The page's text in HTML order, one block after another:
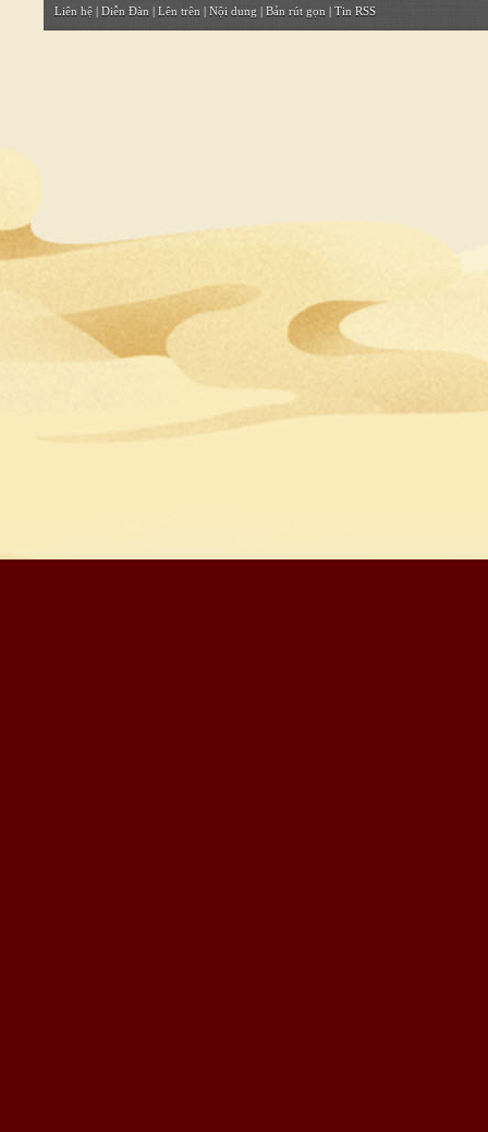
Liên hệ | Diễn Đàn | Lên trên | Nội dung | Bản rút gọn | Tin RSS